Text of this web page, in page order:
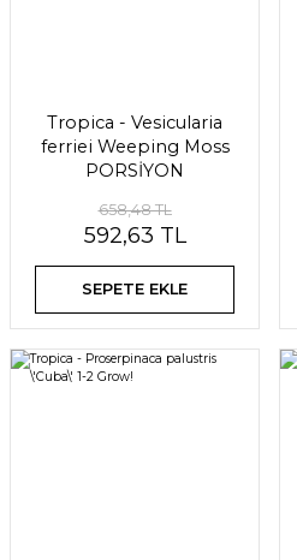
Tropica - Vesicularia
ferriei Weeping Moss
PORSİYON
658,48 TL
592,63 TL
SEPETE EKLE